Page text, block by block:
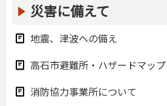
災害に備えて
地震、津波への備え
高石市避難所・ハザードマップ
消防協力事業所について